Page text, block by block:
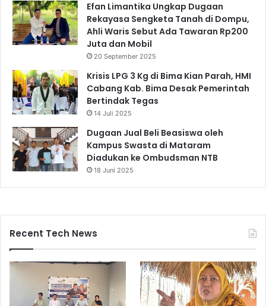
Efan Limantika Ungkap Dugaan
Rekayasa Sengketa Tanah di Dompu,
Ahli Waris Sebut Ada Tawaran Rp200
Juta dan Mobil
20 September 2025
Krisis LPG 3 Kg di Bima Kian Parah, HMI
Cabang Kab. Bima Desak Pemerintah
Bertindak Tegas
14 Juli 2025
Dugaan Jual Beli Beasiswa oleh
Kampus Swasta di Mataram
Diadukan ke Ombudsman NTB
18 Juni 2025
Recent Tech News